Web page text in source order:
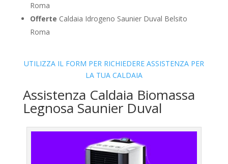
Roma
Offerte Caldaia Idrogeno Saunier Duval Belsito
Roma
UTILIZZA IL FORM PER RICHIEDERE ASSISTENZA PER
LA TUA CALDAIA
Assistenza Caldaia Biomassa
Legnosa Saunier Duval